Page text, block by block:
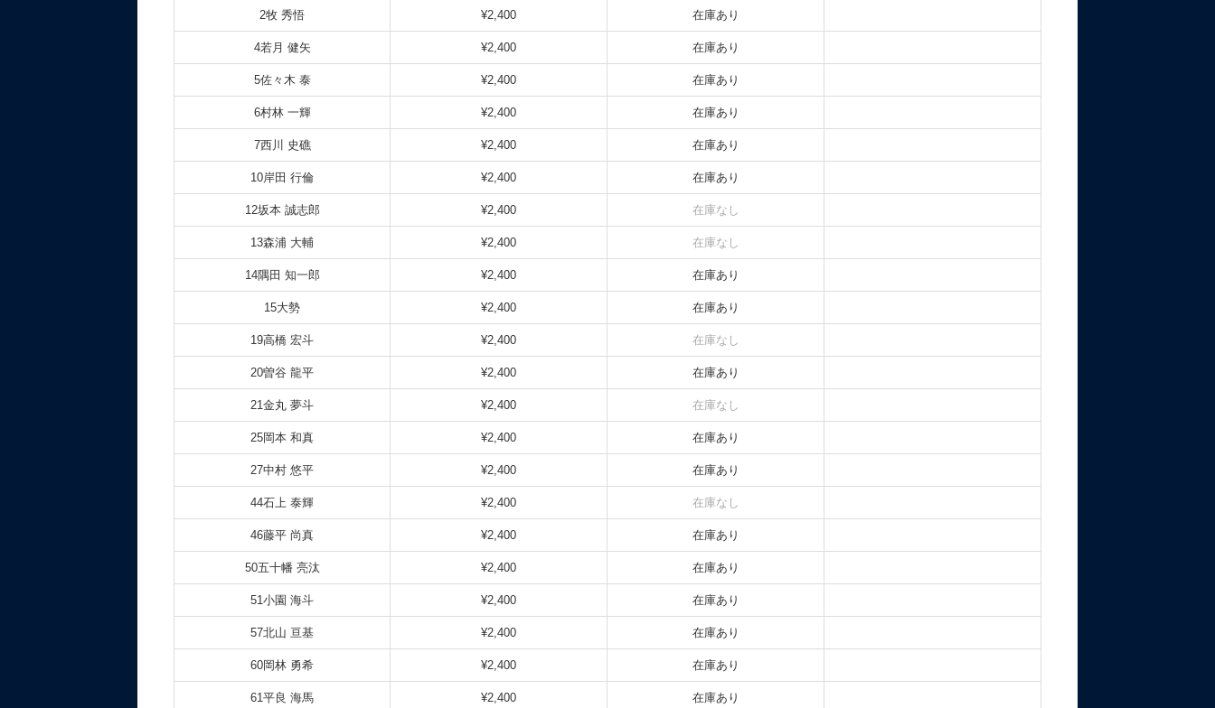
2牧 秀悟 ¥2,400 在庫あり
4若月 健矢 ¥2,400 在庫あり
5佐々木 泰 ¥2,400 在庫あり
6村林 一輝 ¥2,400 在庫あり
7西川 史礁 ¥2,400 在庫あり
10岸田 行倫 ¥2,400 在庫あり
12坂本 誠志郎 ¥2,400 在庫なし
13森浦 大輔 ¥2,400 在庫なし
14隅田 知一郎 ¥2,400 在庫あり
15大勢 ¥2,400 在庫あり
19高橋 宏斗 ¥2,400 在庫なし
20曽谷 龍平 ¥2,400 在庫あり
21金丸 夢斗 ¥2,400 在庫なし
25岡本 和真 ¥2,400 在庫あり
27中村 悠平 ¥2,400 在庫あり
44石上 泰輝 ¥2,400 在庫なし
46藤平 尚真 ¥2,400 在庫あり
50五十幡 亮汰 ¥2,400 在庫あり
51小園 海斗 ¥2,400 在庫あり
57北山 亘基 ¥2,400 在庫あり
60岡林 勇希 ¥2,400 在庫あり
61平良 海馬 ¥2,400 在庫あり